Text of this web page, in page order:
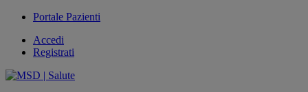
Portale Pazienti
Accedi
Registrati